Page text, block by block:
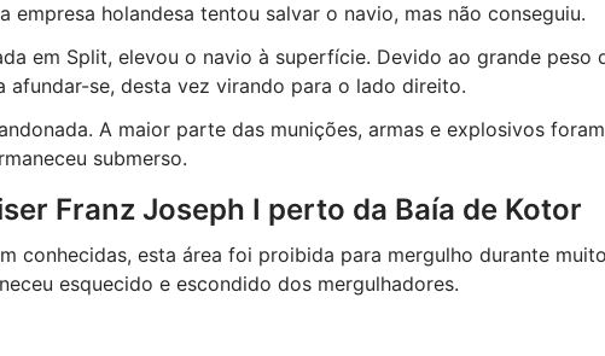
empresa holandesa tentou salvar o navio, mas não conseguiu.
em Split, elevou o navio à superfície. Devido ao grande peso
se, desta vez virando para o lado direito.
A maior parte das munições, armas e explosivos foram
submerso.
Franz Joseph I perto da Baía de Kotor
conhecidas, esta área foi proibida para mergulho durante muito
esquecido e escondido dos mergulhadores.